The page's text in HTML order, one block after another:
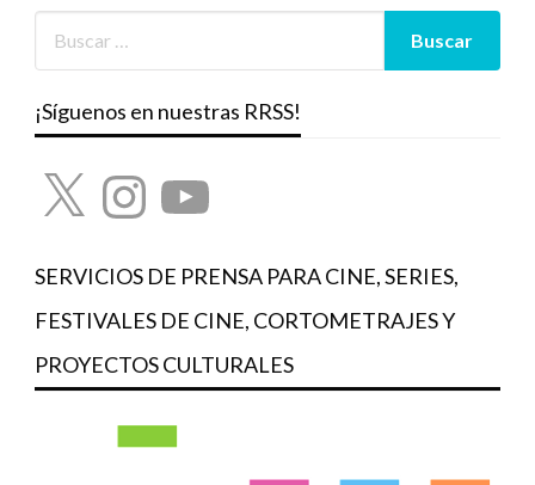
¡Síguenos en nuestras RRSS!
X InstagramYouTube
SERVICIOS DE PRENSA PARA CINE, SERIES,
FESTIVALES DE CINE, CORTOMETRAJES Y
PROYECTOS CULTURALES